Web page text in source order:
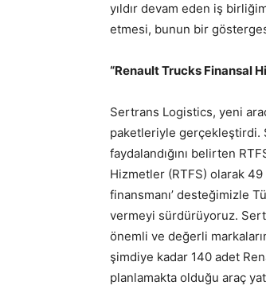
yıldır devam eden iş
etmesi, bunun bir
“Renault Trucks Finansal
Sertrans Logistics, yeni
paketleriyle gerçekleştirdi.
faydalandığını belirten
Hizmetler (RTFS) olarak 49
finansmanı’ desteğimizle
vermeyi sürdürüyoruz.
önemli ve değerli
şimdiye kadar 140 adet
planlamakta olduğu araç